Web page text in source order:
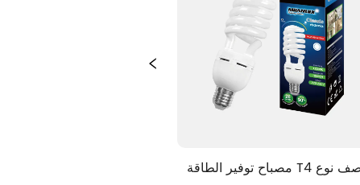
مصباح توفير الطاقة T4 نصف نوع